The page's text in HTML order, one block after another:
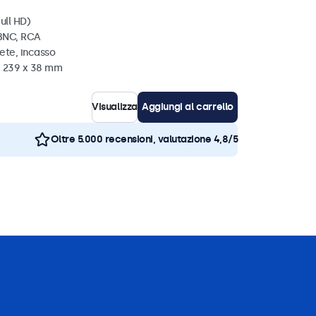
HD)
RCA
incasso
x 38 mm
Visualizza Aggiungi al carrello
Oltre 5.000 recensioni, valutazione 4,8/5